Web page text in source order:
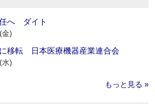
へ ダイト
金)
移転 日本医療機器産業連合会
水)
もっと見る »